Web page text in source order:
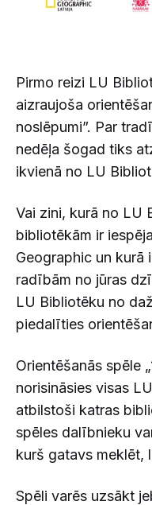
Pirmo reizi LU
aizraujoša
noslēpumi”. Par
nedēļa šogad tiks
ikvienā no LU
Vai zini, kurā no LU
bibliotēkām ir
Geographic un
radībām no jūras
LU Bibliotēku no
piedalīties
Orientēšanās spēle
norisināsies visas
atbilstoši katras
spēles dalībnieku
kurš gatavs meklēt,
Spēli varēs uzsākt